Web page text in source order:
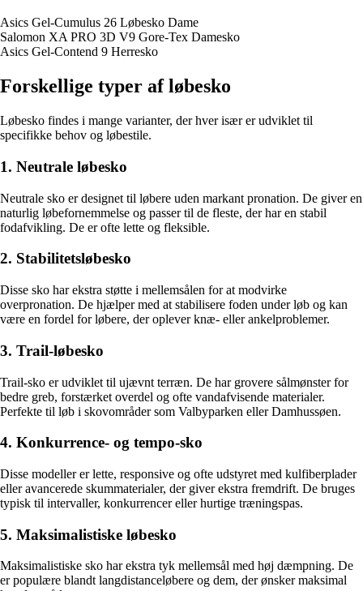
Asics Gel-Cumulus 26 Løbesko Dame
Salomon XA PRO 3D V9 Gore-Tex Damesko
Asics Gel-Contend 9 Herresko
Forskellige typer af løbesko
Løbesko findes i mange varianter, der hver især er udviklet til
specifikke behov og løbestile.
1. Neutrale løbesko
Neutrale sko er designet til løbere uden markant pronation. De giver en
naturlig løbefornemmelse og passer til de fleste, der har en stabil
fodafvikling. De er ofte lette og fleksible.
2. Stabilitetsløbesko
Disse sko har ekstra støtte i mellemsålen for at modvirke
overpronation. De hjælper med at stabilisere foden under løb og kan
være en fordel for løbere, der oplever knæ- eller ankelproblemer.
3. Trail-løbesko
Trail-sko er udviklet til ujævnt terræn. De har grovere sålmønster for
bedre greb, forstærket overdel og ofte vandafvisende materialer.
Perfekte til løb i skovområder som Valbyparken eller Damhussøen.
4. Konkurrence- og tempo-sko
Disse modeller er lette, responsive og ofte udstyret med kulfiberplader
eller avancerede skummaterialer, der giver ekstra fremdrift. De bruges
typisk til intervaller, konkurrencer eller hurtige træningspas.
5. Maksimalistiske løbesko
Maksimalistiske sko har ekstra tyk mellemsål med høj dæmpning. De
er populære blandt langdistanceløbere og dem, der ønsker maksimal